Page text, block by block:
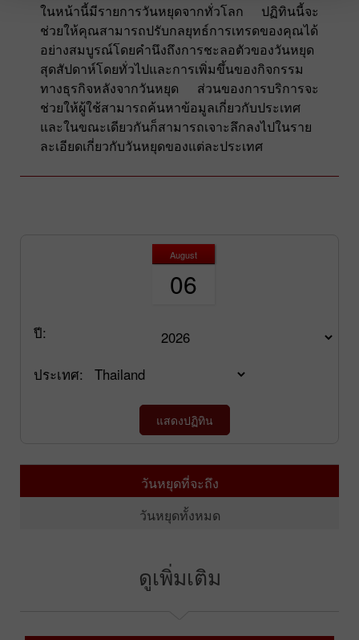
ในหน้านี้มีรายการวันหยุดจากทั่วโลก ปฏิทินนี้จะ
ช่วยให้คุณสามารถปรับกลยุทธ์การเทรดของคุณได้
อย่างสมบูรณ์โดยคำนึงถึงการชะลอตัวของวันหยุด
สุดสัปดาห์โดยทั่วไปและการเพิ่มขึ้นของกิจกรรม
ทางธุรกิจหลังจากวันหยุด ส่วนของการบริการจะ
ช่วยให้ผู้ใช้สามารถค้นหาข้อมูลเกี่ยวกับประเทศ
และในขณะเดียวกันก็สามารถเจาะลึกลงไปในราย
ละเอียดเกี่ยวกับวันหยุดของแต่ละประเทศ
August
06
ปี:
ประเทศ:
วันหยุดที่จะถึง
วันหยุดทั้งหมด
ดูเพิ่มเติม